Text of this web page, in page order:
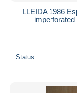
LLEIDA 1986
Status